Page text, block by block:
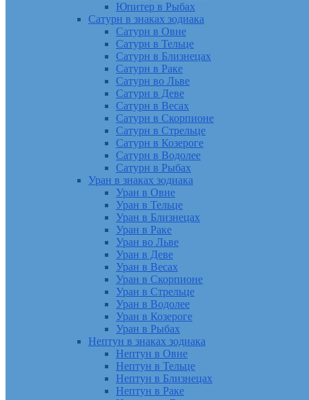
Юпитер в Рыбах
Сатурн в знаках зодиака
Сатурн в Овне
Сатурн в Тельце
Сатурн в Близнецах
Сатурн в Раке
Сатурн во Льве
Сатурн в Деве
Сатурн в Весах
Сатурн в Скорпионе
Сатурн в Стрельце
Сатурн в Козероге
Сатурн в Водолее
Сатурн в Рыбах
Уран в знаках зодиака
Уран в Овне
Уран в Тельце
Уран в Близнецах
Уран в Раке
Уран во Льве
Уран в Деве
Уран в Весах
Уран в Скорпионе
Уран в Стрельце
Уран в Водолее
Уран в Козероге
Уран в Рыбах
Нептун в знаках зодиака
Нептун в Овне
Нептун в Тельце
Нептун в Близнецах
Нептун в Раке